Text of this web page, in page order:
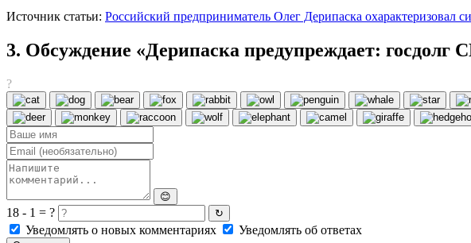
Источник статьи: Российский предприниматель Олег Дерипаска
3. Обсуждение «Дерипаска предупреждает:
?
😊
18 - 1 = ? ↻
Уведомлять о новых комментариях Уведомлять об ответах